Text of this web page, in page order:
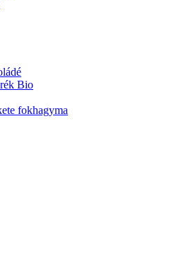
Bio
fokhagyma